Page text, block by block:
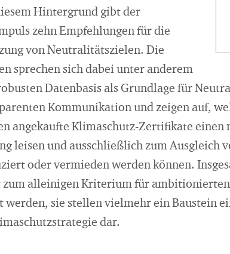
Hintergrund gibt der
zehn Empfehlungen für die
von Neutralitätszielen. Die
sprechen sich dabei unter anderem
Datenbasis als Grundlage für
Kommunikation und zeigen auf,
angekaufte Klimaschutz-Zertifikate einen
leisen und ausschließlich zum Ausgleich
oder vermieden werden können.
alleinigen Kriterium für
werden, sie stellen vielmehr ein Baustein
dar.